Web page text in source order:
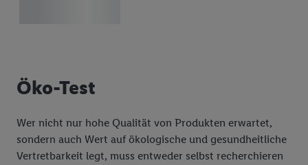
Öko-Test
Wer nicht nur hohe Qualität von Produkten erwartet,
sondern auch Wert auf ökologische und gesundheitliche
Vertretbarkeit legt, muss entweder selbst recherchieren